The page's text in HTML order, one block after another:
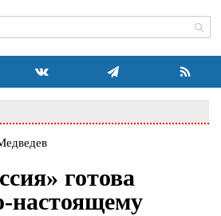
готова
настоящему